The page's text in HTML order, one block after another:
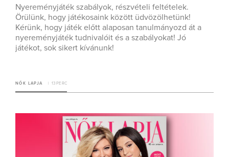
Nyereményjáték szabályok, részvételi feltételek.
Örülünk, hogy játékosaink között üdvözölhetünk!
Kérünk, hogy játék előtt alaposan tanulmányozd át a
nyereményjáték tudnivalóit és a szabályokat! Jó
játékot, sok sikert kívánunk!
NŐK LAPJA 13 PERC